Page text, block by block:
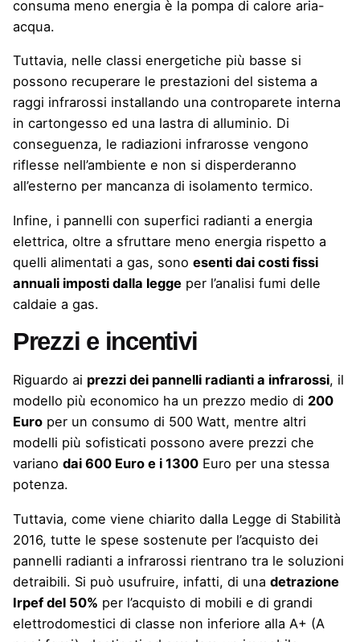
consuma meno energia è la pompa di calore aria-
acqua.
Tuttavia, nelle classi energetiche più basse si
possono recuperare le prestazioni del sistema a
raggi infrarossi installando una controparete interna
in cartongesso ed una lastra di alluminio. Di
conseguenza, le radiazioni infrarosse vengono
riflesse nell’ambiente e non si disperderanno
all’esterno per mancanza di isolamento termico.
Infine, i pannelli con superfici radianti a energia
elettrica, oltre a sfruttare meno energia rispetto a
quelli alimentati a gas, sono esenti dai costi fissi
annuali imposti dalla legge per l’analisi fumi delle
caldaie a gas.
Prezzi e incentivi
Riguardo ai prezzi dei pannelli radianti a infrarossi, il
modello più economico ha un prezzo medio di 200
Euro per un consumo di 500 Watt, mentre altri
modelli più sofisticati possono avere prezzi che
variano dai 600 Euro e i 1300 Euro per una stessa
potenza.
Tuttavia, come viene chiarito dalla Legge di Stabilità
2016, tutte le spese sostenute per l’acquisto dei
pannelli radianti a infrarossi rientrano tra le soluzioni
detraibili. Si può usufruire, infatti, di una detrazione
Irpef del 50% per l’acquisto di mobili e di grandi
elettrodomestici di classe non inferiore alla A+ (A